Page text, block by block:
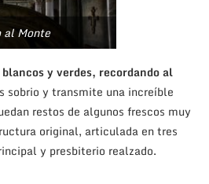
al Monte
y verdes, recordando al
sobrio y transmite una increíble
restos de algunos frescos muy
original, articulada en tres
y presbiterio realzado.